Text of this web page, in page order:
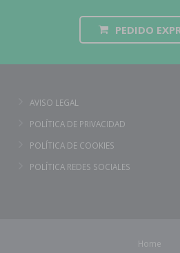
PEDIDO
AVISO LEGAL
POLÍTICA DE PRIVACIDAD
POLÍTICA DE COOKIES
POLÍTICA REDES SOCIALES
Home